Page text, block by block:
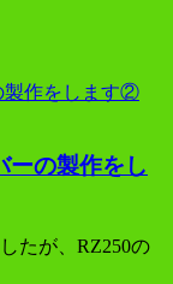
ーの製作をし
たが、RZ250の